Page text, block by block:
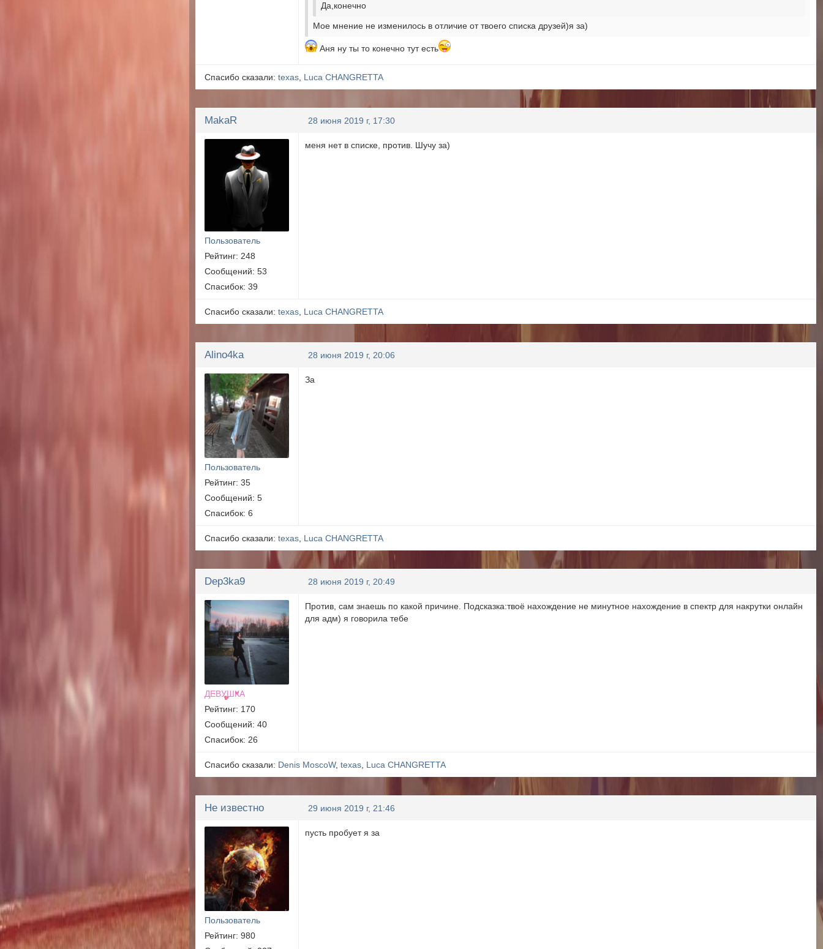
Да,конечно
Мое мнение не изменилось в отличие от твоего списка друзей)я за)
Аня ну ты то конечно тут есть
Спасибо сказали:texas Luca CHANGRETTA
MakaR 28 июня 2019 г, 17:30
Пользователь
Рейтинг: 248
Сообщений: 53
Спасибок: 39
меня нет в списке, против. Шучу за)
Спасибо сказали:texas Luca CHANGRETTA
Alino4ka 28 июня 2019 г, 20:06
Пользователь
Рейтинг: 35
Сообщений: 5
Спасибок: 6
За
Спасибо сказали:texas Luca CHANGRETTA
Dep3ka9 28 июня 2019 г, 20:49
ДЕВУШКА
Рейтинг: 170
Сообщений: 40
Спасибок: 26
Против, сам знаешь по какой причине. Подсказка:твоё нахождение не минутное нахождение в спектр для накрутки онлайн
для адм) я говорила тебе
Спасибо сказали: Denis MoscoW,texas Luca CHANGRETTA
Не известно 29 июня 2019 г, 21:46
Пользователь
Рейтинг: 980
пусть пробует я за